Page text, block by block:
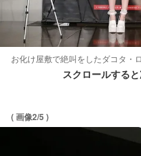
お化け屋敷で絶叫をしたダコタ・
スクロールする
( 画像2/5 )